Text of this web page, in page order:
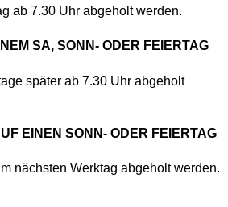
ab 7.30 Uhr abgeholt werden.
SA, SONN- ODER FEIERTAG
später ab 7.30 Uhr abgeholt
EINEN SONN- ODER FEIERTAG
nächsten Werktag abgeholt werden.